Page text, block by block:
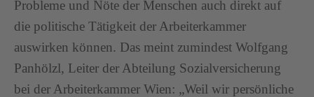
Probleme und Nöte der Menschen auch direkt auf
die politische Tätigkeit der Arbeiterkammer
auswirken können. Das meint zumindest Wolfgang
Panhölzl, Leiter der Abteilung Sozialversicherung
bei der Arbeiterkammer Wien: „Weil wir persönliche